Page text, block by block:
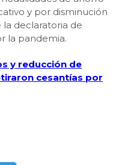
y por disminución
declaratoria de
la pandemia.
y reducción de
cesantías por